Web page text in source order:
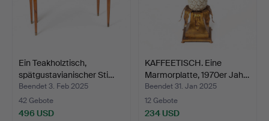
Ein Teakholztisch,
spätgustavianischer Sti…
Beendet 3. Feb 2025
42 Gebote
496 USD
KAFFEETISCH. Eine
Marmorplatte, 1970er Jah…
Beendet 31. Jan 2025
12 Gebote
234 USD